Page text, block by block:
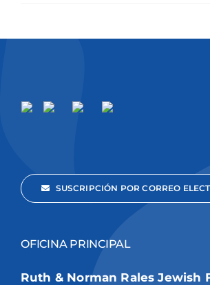
SUSCRIPCIÓN POR CORREO
OFICINA PRINCIPAL
Ruth & Norman Rales Jewish